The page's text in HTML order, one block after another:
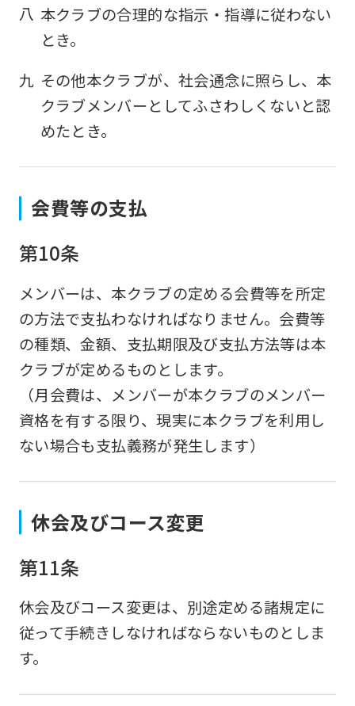
八 本クラブの合理的な指示・指導に従わない
とき。
九 その他本クラブが、社会通念に照らし、本
クラブメンバーとしてふさわしくないと認
めたとき。
会費等の支払
第10条
メンバーは、本クラブの定める会費等を所定
の方法で支払わなければなりません。会費等
の種類、金額、支払期限及び支払方法等は本
クラブが定めるものとします。
（月会費は、メンバーが本クラブのメンバー
資格を有する限り、現実に本クラブを利用し
ない場合も支払義務が発生します）
休会及びコース変更
第11条
休会及びコース変更は、別途定める諸規定に
従って手続きしなければならないものとしま
す。
For
official
website
is
automatically
translated
into
English.
Click
link
automatic
translation)